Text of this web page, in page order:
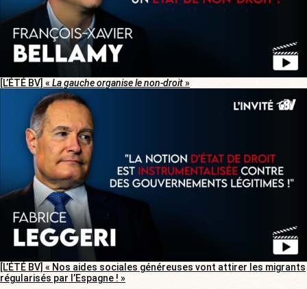
[L’ÉTÉ BV] « La gauche organise le non-droit»
[L’ÉTÉ BV] « Nos aides sociales généreuses vont attirer les migrants
régularisés par l’Espagne ! »